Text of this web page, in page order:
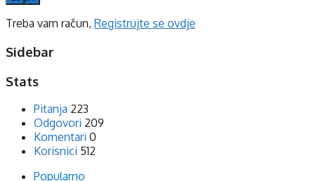
Treba vam račun, Registrujte se ovdje
Sidebar
Stats
Pitanja 223
Odgovori 209
Komentari 0
Korisnici 512
Popularno